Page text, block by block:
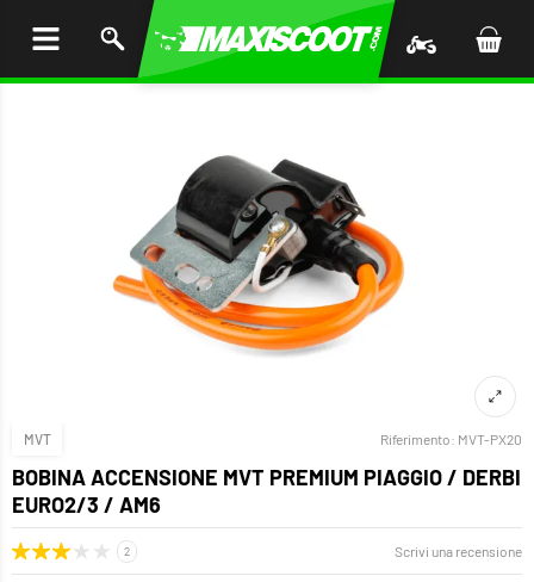
MVT Riferimento: MVT-PX20
BOBINA ACCENSIONE MVT PREMIUM PIAGGIO / DERBI
EURO2/3 / AM6
Scrivi una recensione